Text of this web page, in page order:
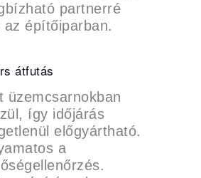
partnerré
az építőiparban.
átfutás
üzemcsarnokban
így időjárás
előgyártható.
a